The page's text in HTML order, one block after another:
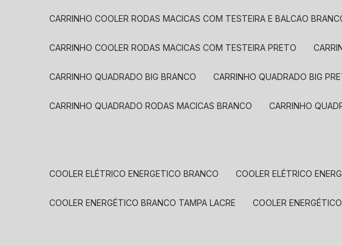
CARRINHO COOLER RODAS MACICAS COM TESTEIRA E BALCAO
CARRINHO COOLER RODAS MACICAS COM TESTEIRA PRETO
CARRINHO QUADRADO BIG BRANCO CARRINHO QUADRADO BIG
CARRINHO QUADRADO RODAS MACICAS BRANCO CARRINHO
COOLER ELÉTRICO ENERGETICO BRANCO COOLER ELÉTRICO
COOLER ENERGÉTICO BRANCO TAMPA LACRE COOLER